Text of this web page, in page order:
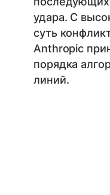
удара. С
суть
Anthropic
порядка
линий.